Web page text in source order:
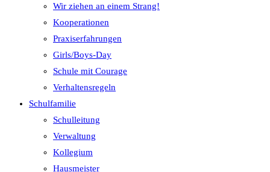
Wir ziehen an einem Strang!
Kooperationen
Praxiserfahrungen
Girls/Boys-Day
Schule mit Courage
Verhaltensregeln
Schulfamilie
Schulleitung
Verwaltung
Kollegium
Hausmeister